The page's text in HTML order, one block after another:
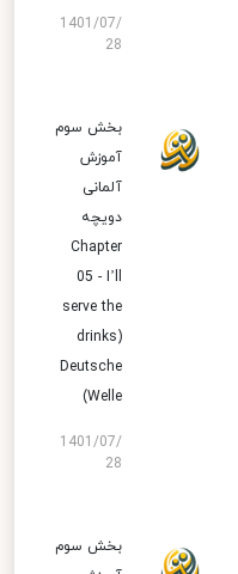
1401/07/
28
بخش سوم
آموزش
آلمانی
دویچه
Chapter
05 - I’ll
serve the
drinks)
Deutsche
Welle)
1401/07/
28
بخش سوم